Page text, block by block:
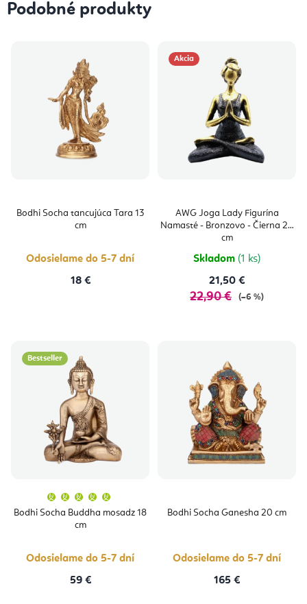
Podobné produkty
Bodhi Socha tancujúca Tara 13
cm
Odosielame do 5-7 dní
18 €
Akcia
AWG Joga Lady Figurína
Namasté - Bronzovo - Čierna 24
cm
Skladom (1 ks)
21,50 €
22,90 € (–6 %)
Bestseller
Bodhi Socha Buddha mosadz 18
cm
produktu
je
hviezdičiek.
Odosielame do 5-7 dní
59 €
Bodhi Socha Ganesha 20 cm
Odosielame do 5-7 dní
165 €